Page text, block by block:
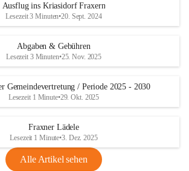
Ausflug ins Kriasidorf Fraxern
Lesezeit 3 Minuten•20. Sept. 2024
Abgaben & Gebühren
Lesezeit 3 Minuten•25. Nov. 2025
Gemeindevertretung / Periode 2025 - 2030
Lesezeit 1 Minute•29. Okt. 2025
Fraxner Lädele
Lesezeit 1 Minute•3. Dez. 2025
Alle Artikel sehen